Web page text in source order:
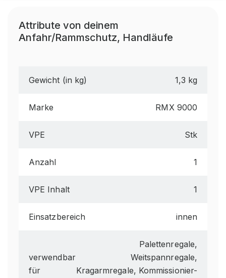
Attribute von deinem
Anfahr/Rammschutz, Handläufe
Gewicht (in kg) 1,3 kg
Marke RMX 9000
VPE Stk
Anzahl 1
VPE Inhalt 1
Einsatzbereich innen
verwendbar
für
Palettenregale,
Weitspannregale,
Kragarmregale, Kommissionier-